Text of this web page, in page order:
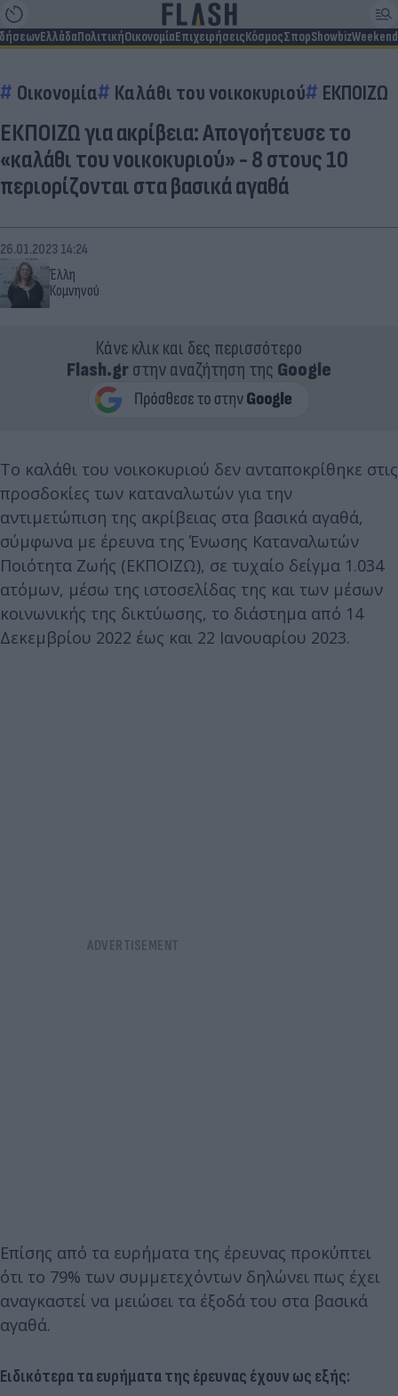
ΕλλάδαΠολιτικήΟικονομίαΕπιχειρήσειςΚόσμοςΣπορShowbizWeekend
Οικονομία Καλάθι του νοικοκυριού ΕΚΠΟΙΖΩ
ΕΚΠΟΙΖΩ για ακρίβεια: Απογοήτευσε το
«καλάθι του νοικοκυριού» - 8 στους 10
περιορίζονται στα βασικά αγαθά
Έλλη
Κομνηνού
26.01.2023 14:24
Κάνε κλικ και δες περισσότερο
Flash.grστην αναζήτηση της Google
Το καλάθι του νοικοκυριού δεν ανταποκρίθηκε στις
προσδοκίες των καταναλωτών για την
αντιμετώπιση της ακρίβειας στα βασικά αγαθά,
σύμφωνα με έρευνα της Ένωσης Καταναλωτών
Ποιότητα Ζωής (ΕΚΠΟΙΖΩ), σε τυχαίο δείγμα 1.034
ατόμων, μέσω της ιστοσελίδας της και των μέσων
κοινωνικής της δικτύωσης, το διάστημα από 14
Δεκεμβρίου 2022 έως και 22 Ιανουαρίου 2023.
Επίσης από τα ευρήματα της έρευνας προκύπτει
ότι το 79% των συμμετεχόντων δηλώνει πως έχει
αναγκαστεί να μειώσει τα έξοδά του στα βασικά
αγαθά.
Ειδικότερα τα ευρήματα της έρευνας έχουν ως εξής: